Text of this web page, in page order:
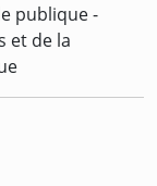
publique -
et de la